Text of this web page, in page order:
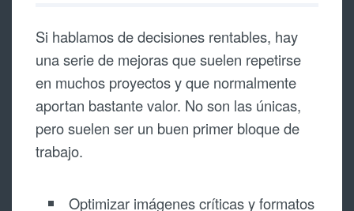
Si hablamos de decisiones rentables, hay
una serie de mejoras que suelen repetirse
en muchos proyectos y que normalmente
aportan bastante valor. No son las únicas,
pero suelen ser un buen primer bloque de
trabajo.
Optimizar imágenes críticas y formatos